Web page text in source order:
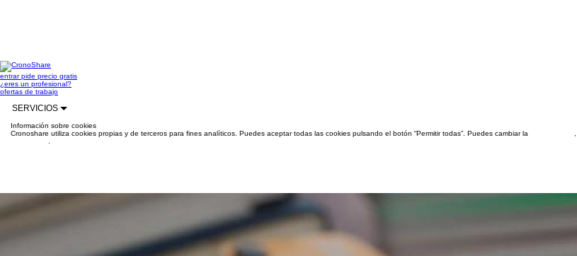
entrarpide precio gratis
¿eres un profesional?
ofertas de trabajo
SERVICIOS
Información sobre cookies
Cronoshare utiliza cookies propias y de terceros para fines analíticos. Puedes aceptar todas las cookies pulsando el botón “Permitir todas”. Puedes cambiar la